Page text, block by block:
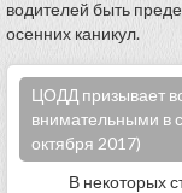
водителей быть
осенних каникул.
ЦОДД призывает
внимательными в
октября 2017)
В некоторых